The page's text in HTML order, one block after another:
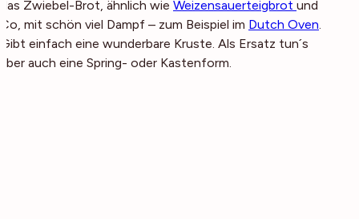
das Zwiebel-Brot, ähnlich wie Weizensauerteigbrot und
Co, mit schön viel Dampf – zum Beispiel im Dutch Oven.
Gibt einfach eine wunderbare Kruste. Als Ersatz tun´s
aber auch eine Spring- oder Kastenform.